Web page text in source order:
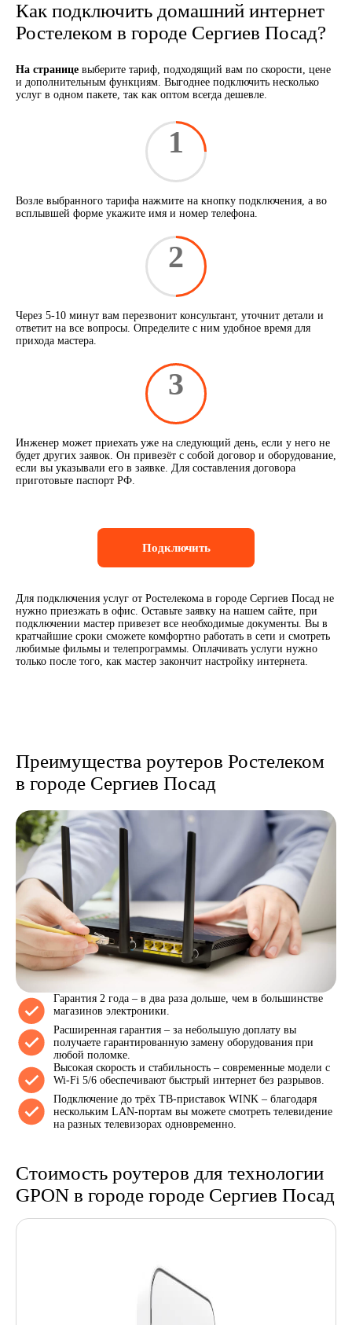
Как подключить домашний интернет
Ростелеком в городе Сергиев Посад?
На странице выберите тариф, подходящий вам по скорости, цене
и дополнительным функциям. Выгоднее подключить несколько
услуг в одном пакете, так как оптом всегда дешевле.
1
Возле выбранного тарифа нажмите на кнопку подключения, а во
всплывшей форме укажите имя и номер телефона.
2
Через 5-10 минут вам перезвонит консультант, уточнит детали и
ответит на все вопросы. Определите с ним удобное время для
прихода мастера.
3
Инженер может приехать уже на следующий день, если у него не
будет других заявок. Он привезёт с собой договор и оборудование,
если вы указывали его в заявке. Для составления договора
приготовьте паспорт РФ.
Подключить
Для подключения услуг от Ростелекома в городе Сергиев Посад не
нужно приезжать в офис. Оставьте заявку на нашем сайте, при
подключении мастер привезет все необходимые документы. Вы в
кратчайшие сроки сможете комфортно работать в сети и смотреть
любимые фильмы и телепрограммы. Оплачивать услуги нужно
только после того, как мастер закончит настройку интернета.
Преимущества роутеров Ростелеком
в городе Сергиев Посад
Гарантия 2 года – в два раза дольше, чем в большинстве
магазинов электроники.
Расширенная гарантия – за небольшую доплату вы
получаете гарантированную замену оборудования при
любой поломке.
Высокая скорость и стабильность – современные модели с
Wi-Fi 5/6 обеспечивают быстрый интернет без разрывов.
Подключение до трёх ТВ-приставок WINK – благодаря
нескольким LAN-портам вы можете смотреть телевидение
на разных телевизорах одновременно.
Стоимость роутеров для технологии
GPON в городе городе Сергиев Посад